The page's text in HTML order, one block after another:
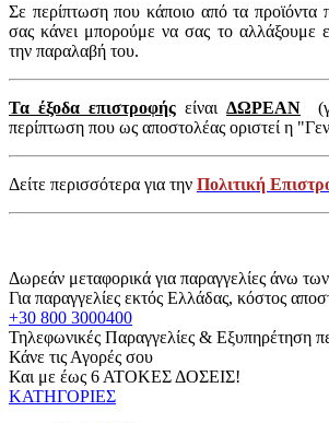
Σε περίπτωση που κάποιο από τα προϊόντα
σας κάνει μπορούμε να σας το αλλάξουμε
την παραλαβή του.
Τα έξοδα επιστροφής είναι ΔΩΡΕΑΝ
περίπτωση που ως αποστολέας οριστεί η
Δείτε περισσότερα για την Πολιτική
Δωρεάν μεταφορικά για παραγγελίες άνω
Για παραγγελίες εκτός Ελλάδας, κόστος
+30 800 3000400
Τηλεφωνικές Παραγγελίες & Εξυπηρέτηση
Κάνε τις Αγορές σου
Και με έως 6 ΑΤΟΚΕΣ ΔΟΣΕΙΣ!
ΚΑΤΗΓΟΡΙΕΣ